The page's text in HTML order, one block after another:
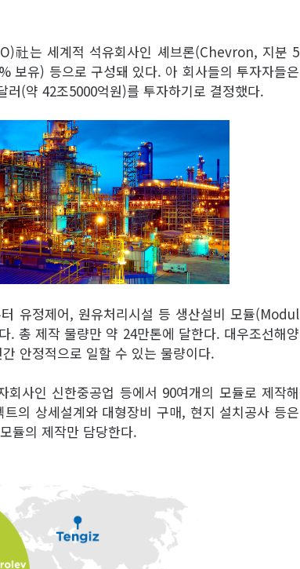
社는 세계적 석유회사인 셰브론(Chevron, 지분 5
보유) 등으로 구성돼 있다. 아 회사들의 투자자들은
(약 42조5000억원)를 투자하기로 결정했다.
유정제어, 원유처리시설 등 생산설비 모듈(Modul
. 총 제작 물량만 약 24만톤에 달한다. 대우조선해양
안정적으로 일할 수 있는 물량이다.
사인 신한중공업 등에서 90여개의 모듈로 제작해
의 상세설계와 대형장비 구매, 현지 설치공사 등은
듈의 제작만 담당한다.